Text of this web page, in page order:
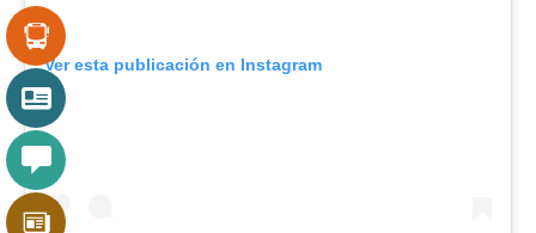
Ver esta publicación en Instagram